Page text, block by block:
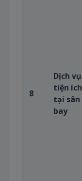
8
Dịch vụ
tiện ích
tại sân
bay